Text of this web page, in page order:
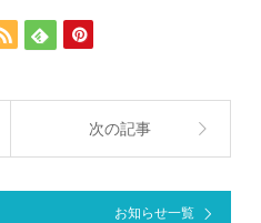
次の記事
お知らせ一覧